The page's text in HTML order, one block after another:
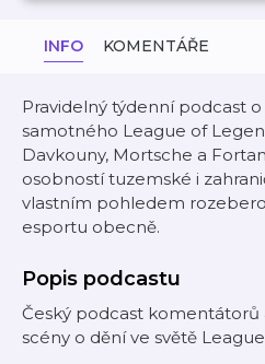
INFO KOMENTÁŘE
Pravidelný týdenní podcast
samotného League of
Davkouny, Mortsche a
osobností tuzemské i
vlastním pohledem
esportu obecně.
Popis podcastu
Český podcast
scény o dění ve světě